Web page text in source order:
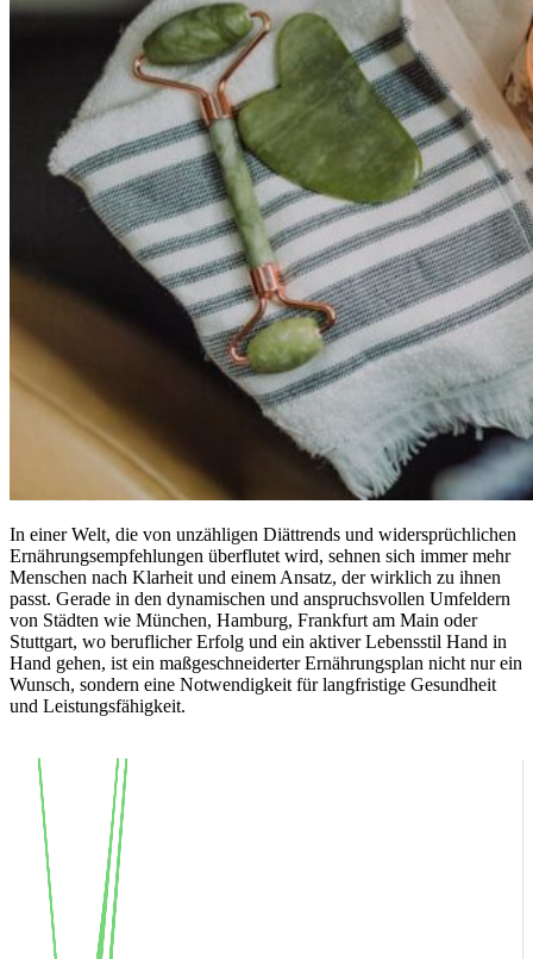
In einer Welt, die von unzähligen Diättrends und widersprüchlichen
Ernährungsempfehlungen überflutet wird, sehnen sich immer mehr
Menschen nach Klarheit und einem Ansatz, der wirklich zu ihnen
passt. Gerade in den dynamischen und anspruchsvollen Umfeldern
von Städten wie München, Hamburg, Frankfurt am Main oder
Stuttgart, wo beruflicher Erfolg und ein aktiver Lebensstil Hand in
Hand gehen, ist ein maßgeschneiderter Ernährungsplan nicht nur ein
Wunsch, sondern eine Notwendigkeit für langfristige Gesundheit
und Leistungsfähigkeit.